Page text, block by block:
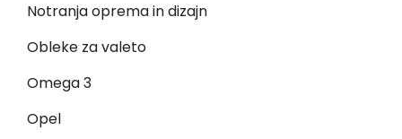
Notranja oprema in dizajn
Obleke za valeto
Omega 3
Opel